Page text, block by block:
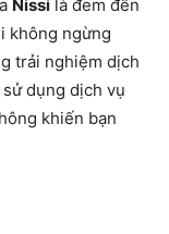
Nissi là đem đến
không ngừng
trải nghiệm dịch
dụng dịch vụ
khiến bạn